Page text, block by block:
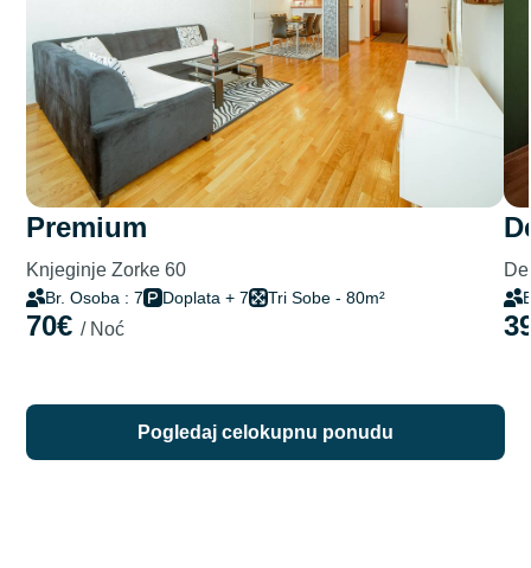
premium
Knjeginje Zorke 60
Br. Osoba : 7 Doplata + 7 Tri Sobe - 80m²
70€/ Noć
pogledaj celokupnu ponudu